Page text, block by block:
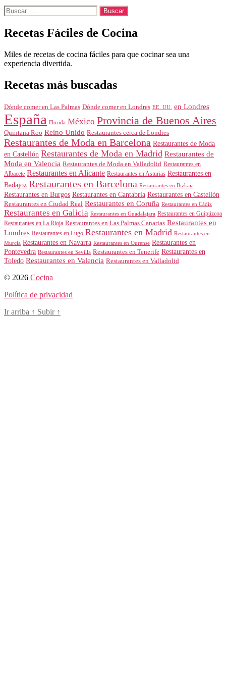
Buscar:
Recetas Fáciles de Cocina
Miles de recetas de cocina fáciles para que cocinar sea una
experiencia divertida.
Recetas más buscadas
Dónde comer en Las Palmas Dónde comer en Londres EE. UU. en Londres
España Florida México Provincia de Buenos Aires
Quintana Roo Reino Unido Restaurantes cerca de Londres
Restaurantes de Moda en Barcelona Restaurantes de Moda
en Castellón Restaurantes de Moda en Madrid Restaurantes de
Moda en Valencia Restaurantes de Moda en Valladolid Restaurantes en
Albacete Restaurantes en Alicante Restaurantes en Asturias Restaurantes en
Badajoz Restaurantes en Barcelona Restaurantes en Bizkaia
Restaurantes en Burgos Restaurantes en Cantabria Restaurantes en Castellón
Restaurantes en Ciudad Real Restaurantes en Coruña Restaurantes en Cádiz
Restaurantes en Galicia Restaurantes en Guadalajara Restaurantes en Guipúzcoa
Restaurantes en La Rioja Restaurantes en Las Palmas Canarias Restaurantes en
Londres Restaurantes en Lugo Restaurantes en Madrid Restaurantes en
Murcia Restaurantes en Navarra Restaurantes en Ourense Restaurantes en
Pontevedra Restaurantes en Sevilla Restaurantes en Tenerife Restaurantes en
Toledo Restaurantes en Valencia Restaurantes en Valladolid
© 2026 Cocina
Política de privacidad
Ir arriba ↑ Subir ↑